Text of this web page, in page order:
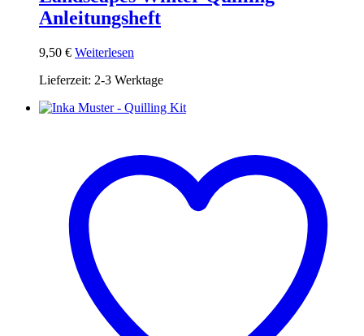
Anleitungsheft
9,50 € Weiterlesen
Lieferzeit: 2-3 Werktage